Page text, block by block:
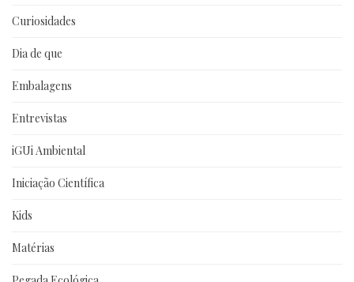
Curiosidades
Dia de que
Embalagens
Entrevistas
iGUi Ambiental
Iniciação Científica
Kids
Matérias